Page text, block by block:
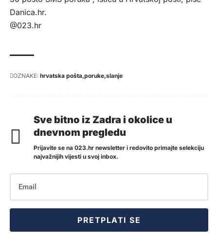
Danica.hr.
@023.hr
OZNAKE: hrvatska pošta poruke slanje
Sve bitno iz Zadra i okolice u
dnevnom pregledu
Prijavite se na 023.hr newsletter i redovito primajte selekciju
najvažnijih vijesti u svoj inbox.
PRETPLATI SE